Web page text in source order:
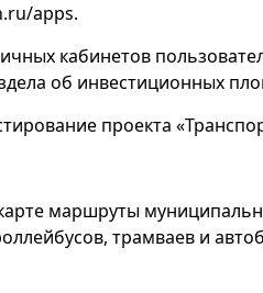
apps.
кабинетов
об инвестиционных
проекта
маршруты
трамваев и